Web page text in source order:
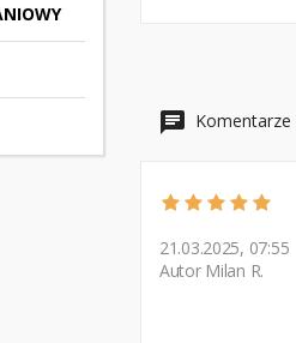
Komentarze
21.03.2025, 07:55
Autor Milan R.